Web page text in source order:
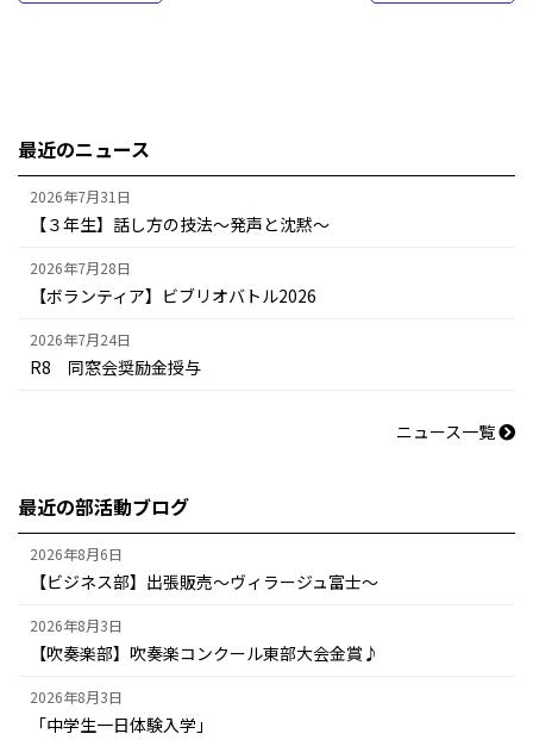
最近のニュース
【３年生】話し方の技法～発声と沈黙～
2026年7月31日
【ボランティア】ビブリオバトル2026
2026年7月28日
R8 同窓会奨励金授与
2026年7月24日
ニュース一覧
最近の部活動ブログ
【ビジネス部】出張販売～ヴィラージュ富士～
2026年8月6日
【吹奏楽部】吹奏楽コンクール東部大会金賞♪
2026年8月3日
「中学生一日体験入学」
2026年8月3日